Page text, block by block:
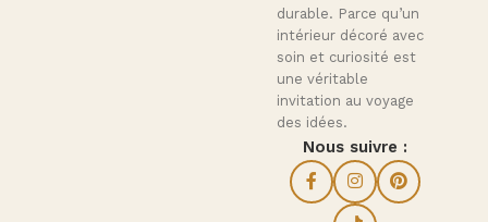
durable. Parce qu’un
intérieur décoré avec
soin et curiosité est
une véritable
invitation au voyage
des idées.
Nous suivre :